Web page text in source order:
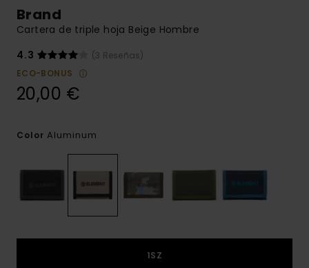
Brand
Cartera de triple hoja Beige Hombre
4.3
(3 Reseñas)
ECO-BONUS
20,00 €
Color Aluminum
1SZ